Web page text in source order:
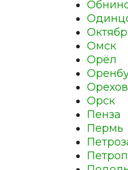
Омск
Орёл
Орск
Пенза
Пермь